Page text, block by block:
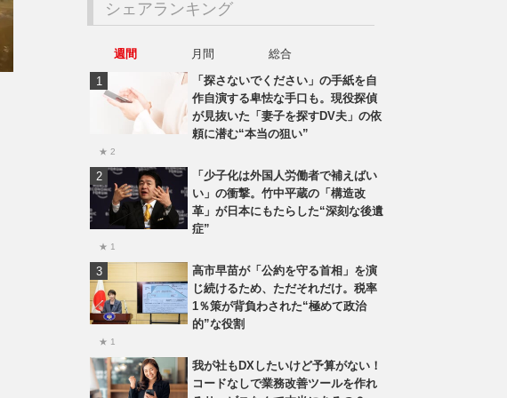
シェアランキング
週間 月間
総合
「探さないでください」の手紙を自
作自演する卑怯な手口も。現役探偵
が見抜いた「妻子を探すDV夫」の依
頼に潜む“本当の狙い”
★ 2
「少子化は外国人労働者で補えばい
い」の衝撃。竹中平蔵の「構造改
革」が日本にもたらした“深刻な後遺
症”
★ 1
高市早苗が「公約を守る首相」を演
じ続けるため、ただそれだけ。税率
1％策が背負わされた“極めて政治
的”な役割
★ 1
我が社もDXしたいけど予算がない！
コードなしで業務改善ツールを作れ